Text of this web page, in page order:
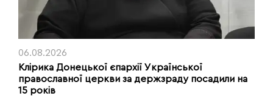
06.08.2026
Клірика Донецької єпархії Української
православної церкви за держзраду посадили на
15 років